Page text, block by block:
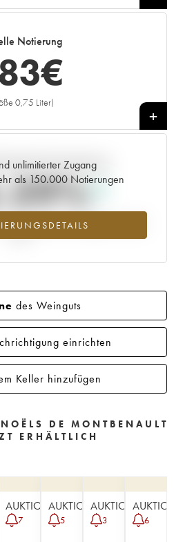
2001
Notierung
€
0,75 Liter)
+
unlimitierter Zugang
als 150.000 Notierungen
der Preisnotierung
im Jahr 2026 im Vergleich zum Jahr
des Weinguts
einrichten
Keller hinzufügen
DE MONTBENAULT
ERHÄLTLICH
AUKTION
7
AUKTION
5
AUKTION
3 6